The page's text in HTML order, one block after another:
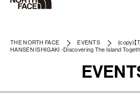
THE NORTH FACE EVENTS
(copy)
HANSEN ISHIGAKI -Discovering The Island